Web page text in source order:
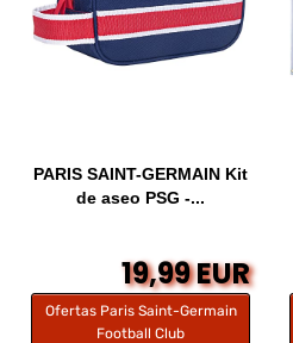
PARIS SAINT-GERMAIN Kit
de aseo PSG -...
19,99 EUR
Ofertas Paris Saint-Germain
Football Club